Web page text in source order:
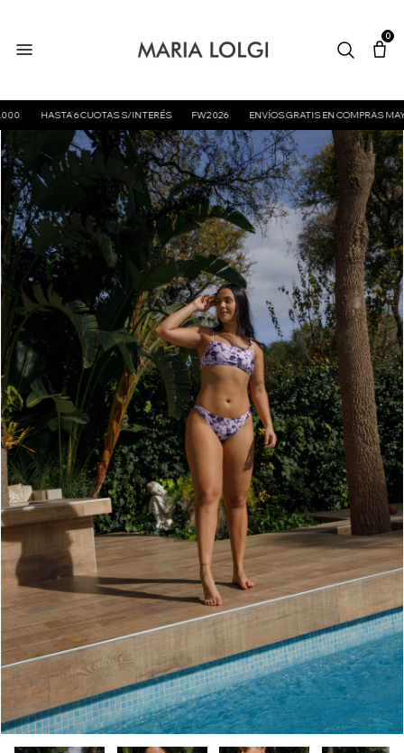
0
HASTA 6 CUOTAS S/INTERÉS FW2026 ENVÍOS GRATIS EN COMPRAS